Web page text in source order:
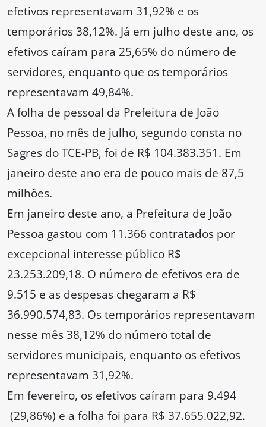
efetivos representavam 31,92% e os
temporários 38,12%. Já em julho deste ano, os
efetivos caíram para 25,65% do número de
servidores, enquanto que os temporários
representavam 49,84%.
A folha de pessoal da Prefeitura de João
Pessoa, no mês de julho, segundo consta no
Sagres do TCE-PB, foi de R$ 104.383.351. Em
janeiro deste ano era de pouco mais de 87,5
milhões.
Em janeiro deste ano, a Prefeitura de João
Pessoa gastou com 11.366 contratados por
excepcional interesse público R$
23.253.209,18. O número de efetivos era de
9.515 e as despesas chegaram a R$
36.990.574,83. Os temporários representavam
nesse mês 38,12% do número total de
servidores municipais, enquanto os efetivos
representavam 31,92%.
Em fevereiro, os efetivos caíram para 9.494
(29,86%) e a folha foi para R$ 37.655.022,92.